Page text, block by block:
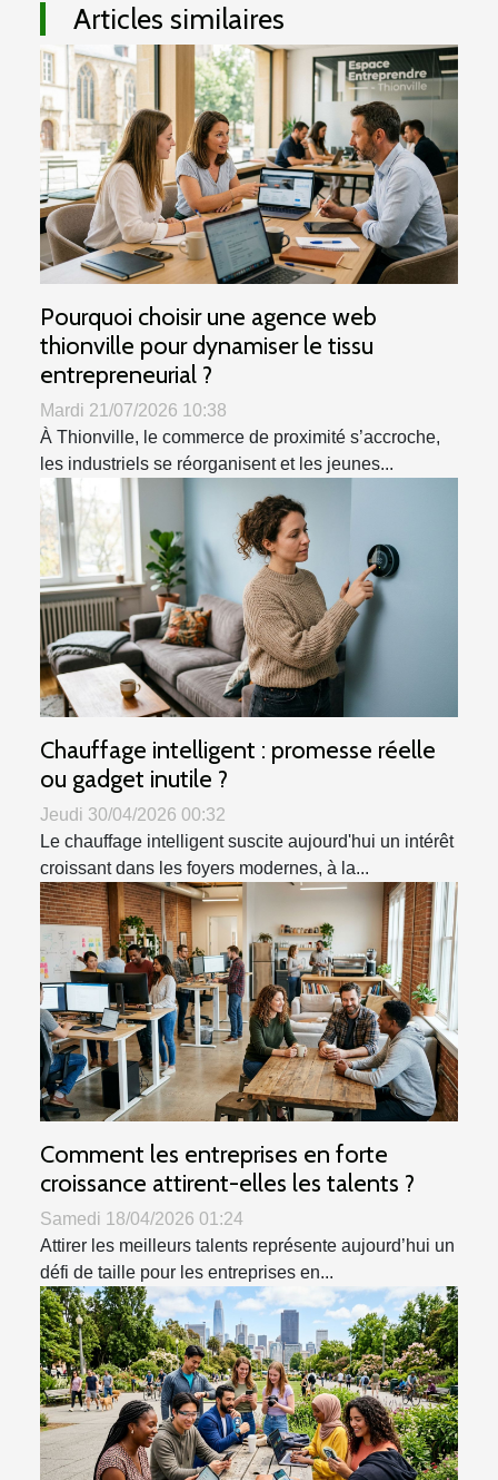
Articles similaires
Pourquoi choisir une agence web
thionville pour dynamiser le tissu
entrepreneurial ?
Mardi 21/07/2026 10:38
À Thionville, le commerce de proximité s’accroche,
les industriels se réorganisent et les jeunes...
Chauffage intelligent : promesse réelle
ou gadget inutile ?
Jeudi 30/04/2026 00:32
Le chauffage intelligent suscite aujourd'hui un intérêt
croissant dans les foyers modernes, à la...
Comment les entreprises en forte
croissance attirent-elles les talents ?
Samedi 18/04/2026 01:24
Attirer les meilleurs talents représente aujourd’hui un
défi de taille pour les entreprises en...